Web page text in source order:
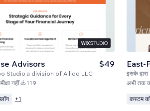
Advisors
Studio a division of Allioo LLC
$49
नहीं 119
+1
East-
इसके द्वारा
अभी तक
कस्टम